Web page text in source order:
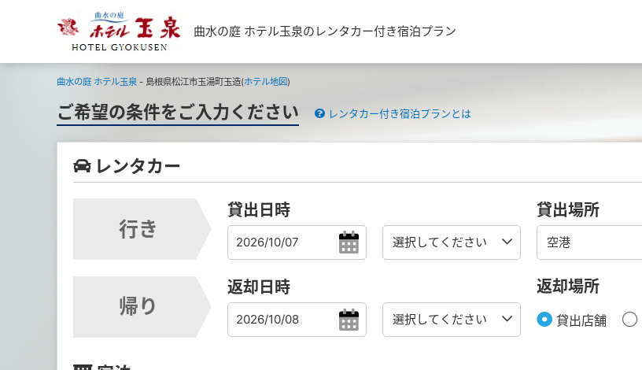
曲水の庭 ホテル玉泉のレンタカー付き宿泊プラン
曲水の庭 ホテル玉泉 - 島根県松江市玉湯町玉造(ホテル地図)
ご希望の条件をご入力ください レンタカー付き宿泊プランとは
レンタカー
行き
貸出日時 貸出場所
帰り
返却日時 返却場所
貸出店舗